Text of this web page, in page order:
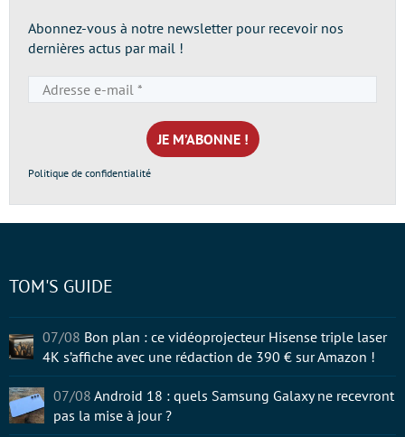
Abonnez-vous à notre newsletter pour recevoir nos
dernières actus par mail !
e-
mail
*
Politique de confidentialité
TOM'S GUIDE
07/08 Bon plan : ce vidéoprojecteur Hisense triple laser
4K s’affiche avec une rédaction de 390 € sur Amazon !
07/08 Android 18 : quels Samsung Galaxy ne recevront
pas la mise à jour ?